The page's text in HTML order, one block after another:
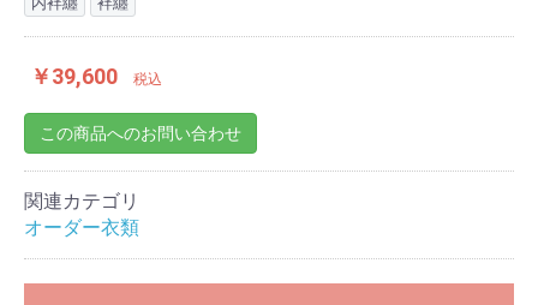
￥39,600 税込
この商品へのお問い合わせ
関連カテゴリ
オーダー衣類
お買い物を続ける